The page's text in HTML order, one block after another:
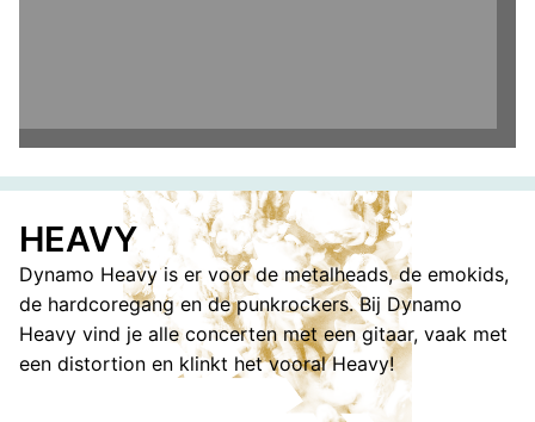
HEAVY
Dynamo Heavy is er voor de metalheads, de emokids,
de hardcoregang en de punkrockers. Bij Dynamo
Heavy vind je alle concerten met een gitaar, vaak met
een distortion en klinkt het vooral Heavy!